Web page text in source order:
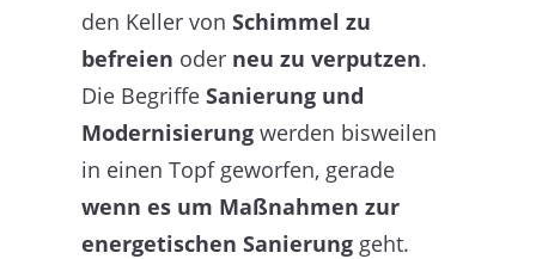
den Keller von Schimmel zu
befreien oder neu zu verputzen.
Die Begriffe Sanierung und
Modernisierung werden bisweilen
in einen Topf geworfen, gerade
wenn es um Maßnahmen zur
energetischen Sanierung geht.